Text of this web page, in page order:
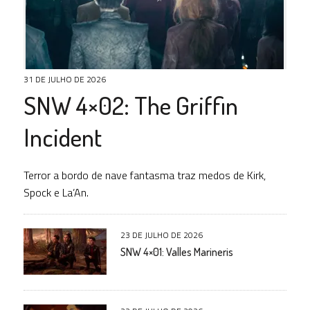
31 DE JULHO DE 2026
SNW 4×02: The Griffin
Incident
Terror a bordo de nave fantasma traz medos de Kirk,
Spock e La’An.
23 DE JULHO DE 2026
SNW 4×01: Valles Marineris